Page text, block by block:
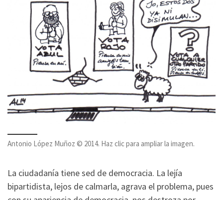
Antonio López Muñoz © 2014. Haz clic para ampliar la imagen.
La ciudadanía tiene sed de democracia. La lejía
bipartidista, lejos de calmarla, agrava el problema, pues